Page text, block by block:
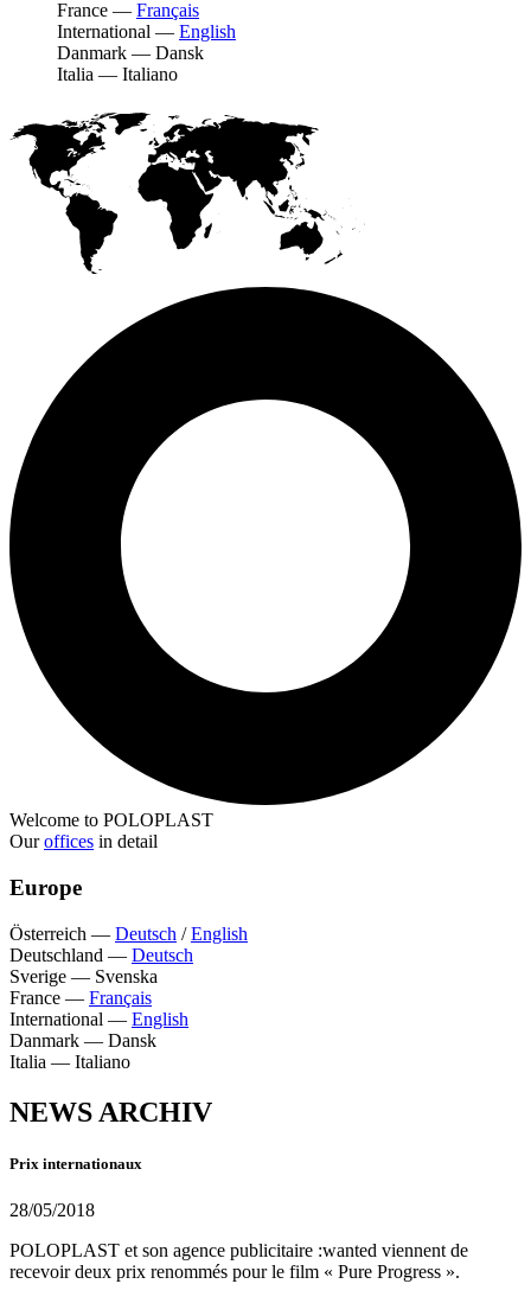
France — Français
International — English
Danmark — Dansk
Italia — Italiano
Welcome to POLOPLAST
Ouroffices in detail
Europe
Österreich — Deutsch /English
Deutschland — Deutsch
Sverige — Svenska
France — Français
International — English
Danmark — Dansk
Italia — Italiano
NEWS ARCHIV
Prix internationaux
28/05/2018
POLOPLAST et son agence publicitaire :wanted viennent de
recevoir deux prix renommés pour le film « Pure Progress ».